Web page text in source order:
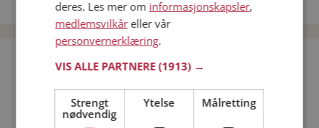
Bli medlem gratis!
Jeg er en: Mann Kvinne
deres. Les mer om informasjonskapsler,
medlemsvilkåreller vår
personvernerklæring.
VIS ALLE PARTNERE(1913) →
Strengt
nødvendig
Ytelse Målretting